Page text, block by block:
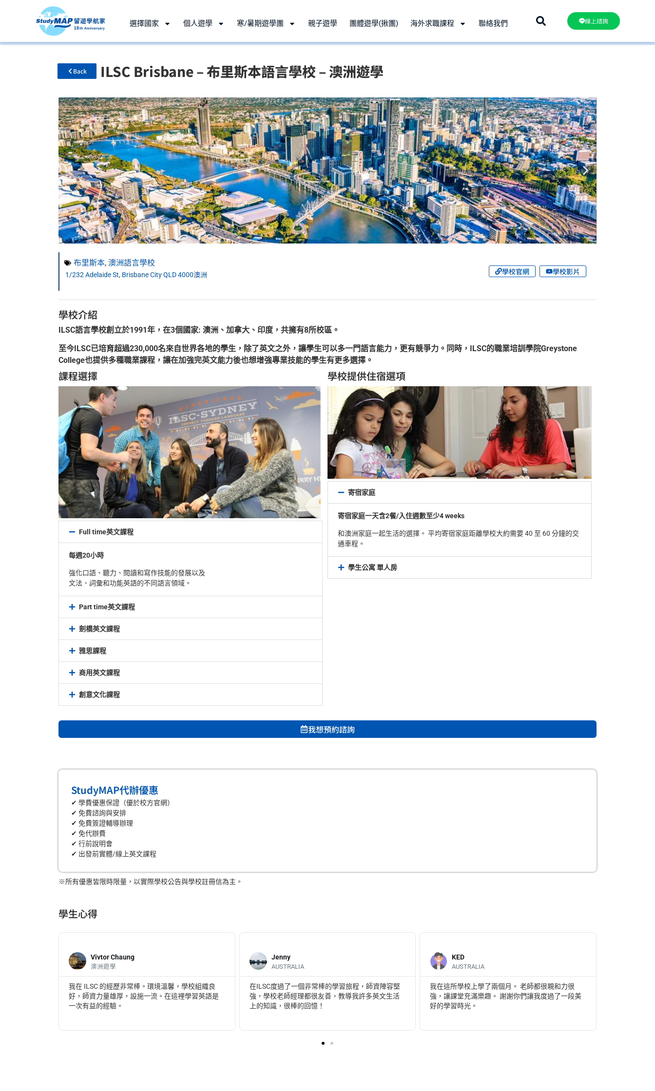
選擇國家 個人遊學 寒/暑期遊學團 親子遊學 團體遊學(揪團) 海外求職課程 聯絡我們 線上諮詢
Back ILSC Brisbane – 布里斯本語言學校 – 澳洲遊學
布里斯本, 澳洲語言學校
1/232 Adelaide St, Brisbane City QLD 4000澳洲 學校官網 學校影片
學校介紹
ILSC語言學校創立於1991年，在3個國家: 澳洲、加拿大、印度，共擁有8所校區。
至今ILSC已培育超過230,000名來自世界各地的學生，除了英文之外，讓學生可以多一門語言能力，更有競爭力。同時，ILSC的職業培訓學院Greystone
College也提供多種職業課程，讓在加強完英文能力後也想增強專業技能的學生有更多選擇。
課程選擇
Full time英文課程
每週20小時
強化口語、聽力、閱讀和寫作技能的發展以及
文法、詞彙和功能英語的不同語言領域。
Part time英文課程
劍橋英文課程
雅思課程
商用英文課程
創意文化課程
學校提供住宿選項
寄宿家庭
寄宿家庭一天含2餐/入住週數至少4 weeks
和澳洲家庭一起生活的選擇。 平均寄宿家庭距離學校大約需要 40 至 60 分鐘的交
通車程。
學生公寓 單人房
我想預約諮詢
StudyMAP代辦優惠
✔ 學費優惠保證（優於校方官網）
✔ 免費諮詢與安排
✔ 免費簽證輔導辦理
✔ 免代辦費
✔ 行前說明會
✔ 出發前實體/線上英文課程
※所有優惠皆限時限量，以實際學校公告與學校註冊信為主。
學生心得
Vivtor Chaung
澳洲遊學
我在 ILSC 的經歷非常棒。環境溫馨，學校組織良
好，師資力量雄厚，設施一流。在這裡學習英語是
一次有益的經驗。
Jenny
AUSTRALIA
在ILSC度過了一個非常棒的學習旅程，師資陣容堅
強，學校老師經理都很友善，教導我許多英文生活
上的知識，很棒的回憶！
KED
AUSTRALIA
我在這所學校上學了兩個月。 老師都很親和力很
強，讓課堂充滿樂趣。 謝謝你們讓我度過了一段美
好的學習時光。